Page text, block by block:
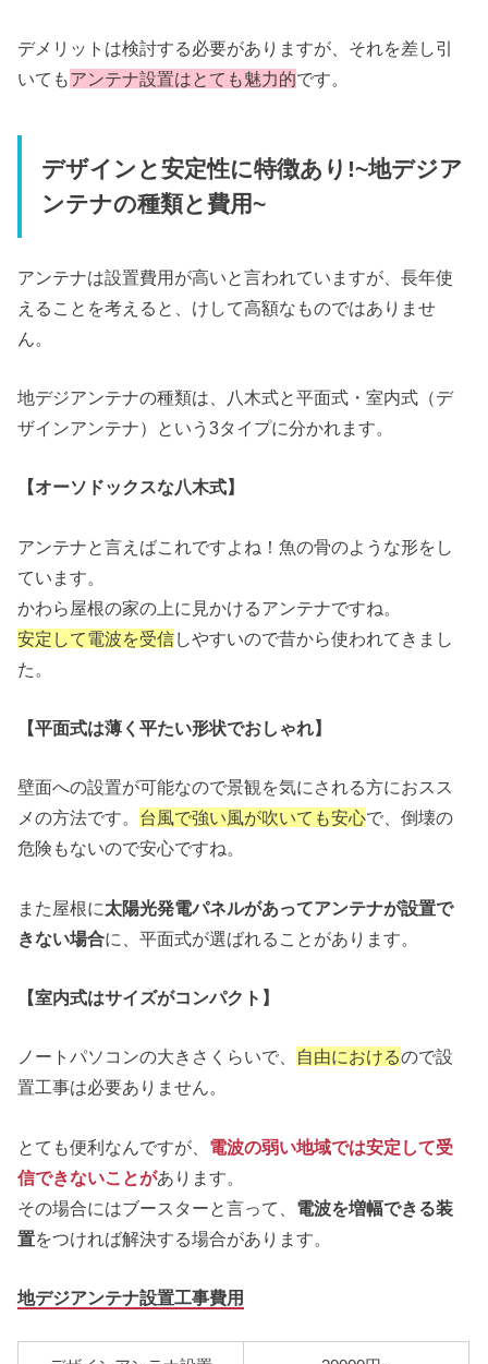
デメリットは検討する必要がありますが、それを差し引
いてもアンテナ設置はとても魅力的です。
デザインと安定性に特徴あり!~地デジア
ンテナの種類と費用~
アンテナは設置費用が高いと言われていますが、長年使
えることを考えると、けして高額なものではありませ
ん。
地デジアンテナの種類は、八木式と平面式・室内式（デ
ザインアンテナ）という3タイプに分かれます。
【オーソドックスな八木式】
アンテナと言えばこれですよね！魚の骨のような形をし
ています。
かわら屋根の家の上に見かけるアンテナですね。
安定して電波を受信しやすいので昔から使われてきまし
た。
【平面式は薄く平たい形状でおしゃれ】
壁面への設置が可能なので景観を気にされる方におスス
メの方法です。 台風で強い風が吹いても安心で、倒壊の
危険もないので安心ですね。
また屋根に太陽光発電パネルがあってアンテナが設置で
きない場合に、平面式が選ばれることがあります。
【室内式はサイズがコンパクト】
ノートパソコンの大きさくらいで、 自由におけるので設
置工事は必要ありません。
とても便利なんですが、 電波の弱い地域では安定して受
信できないことがあります。
その場合にはブースターと言って、 電波を増幅できる装
置をつければ解決する場合があります。
地デジアンテナ設置工事費用